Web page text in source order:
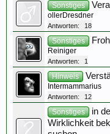
Sonstiges
ollerDresdner
Antworten: 18
Sonstiges
Reiniger
Antworten: 1
Hinweis
Intermammarius
Antworten: 12
Sonstiges
in
Wirklichkeit